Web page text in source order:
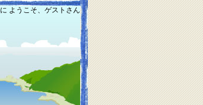
に ようこそ、ゲストさん